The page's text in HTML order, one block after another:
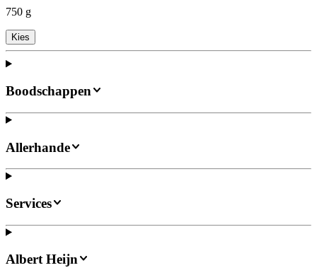
750 g
Kies
Boodschappen
Allerhande
Services
Albert Heijn